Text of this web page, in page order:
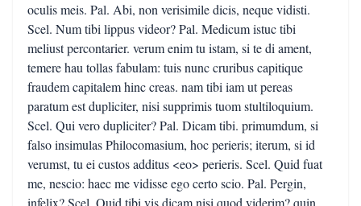
oculis meis. Pal. Abi, non verisimile dicis, neque vidisti.
Scel. Num tibi lippus videor? Pal. Medicum istuc tibi
meliust percontarier. verum enim tu istam, si te di ament,
temere hau tollas fabulam: tuis nunc cruribus capitique
fraudem capitalem hinc creas. nam tibi iam ut pereas
paratum est dupliciter, nisi supprimis tuom stultiloquium.
Scel. Qui vero dupliciter? Pal. Dicam tibi. primumdum, si
falso insimulas Philocomasium, hoc perieris; iterum, si id
verumst, tu ei custos additus <eo> perieris. Scel. Quid fuat
me, nescio: haec me vidisse ego certo scio. Pal. Pergin,
infelix? Scel. Quid tibi vis dicam nisi quod viderim? quin